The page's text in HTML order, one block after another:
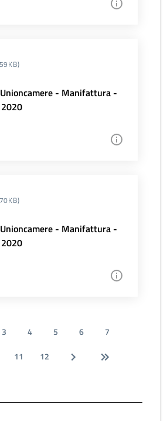
- Manifattura -
- Manifattura -
3 4 5 6
7
11 12